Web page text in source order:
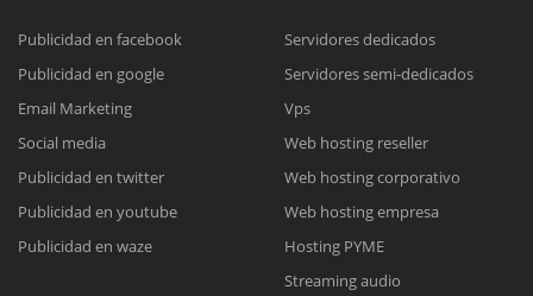
Reunión online
Meet para la reunión online.
Cotización
Chat Online
Todos nuestros ejecutivos están fuera de línea. Complete el formulario
Publicidad en facebook
Publicidad en google
Email Marketing
Social media
Publicidad en twitter
Publicidad en youtube
Publicidad en waze
Servidores dedicados
Servidores semi-dedicados
Vps
Web hosting reseller
Web hosting corporativo
Web hosting empresa
Hosting PYME
Streaming audio